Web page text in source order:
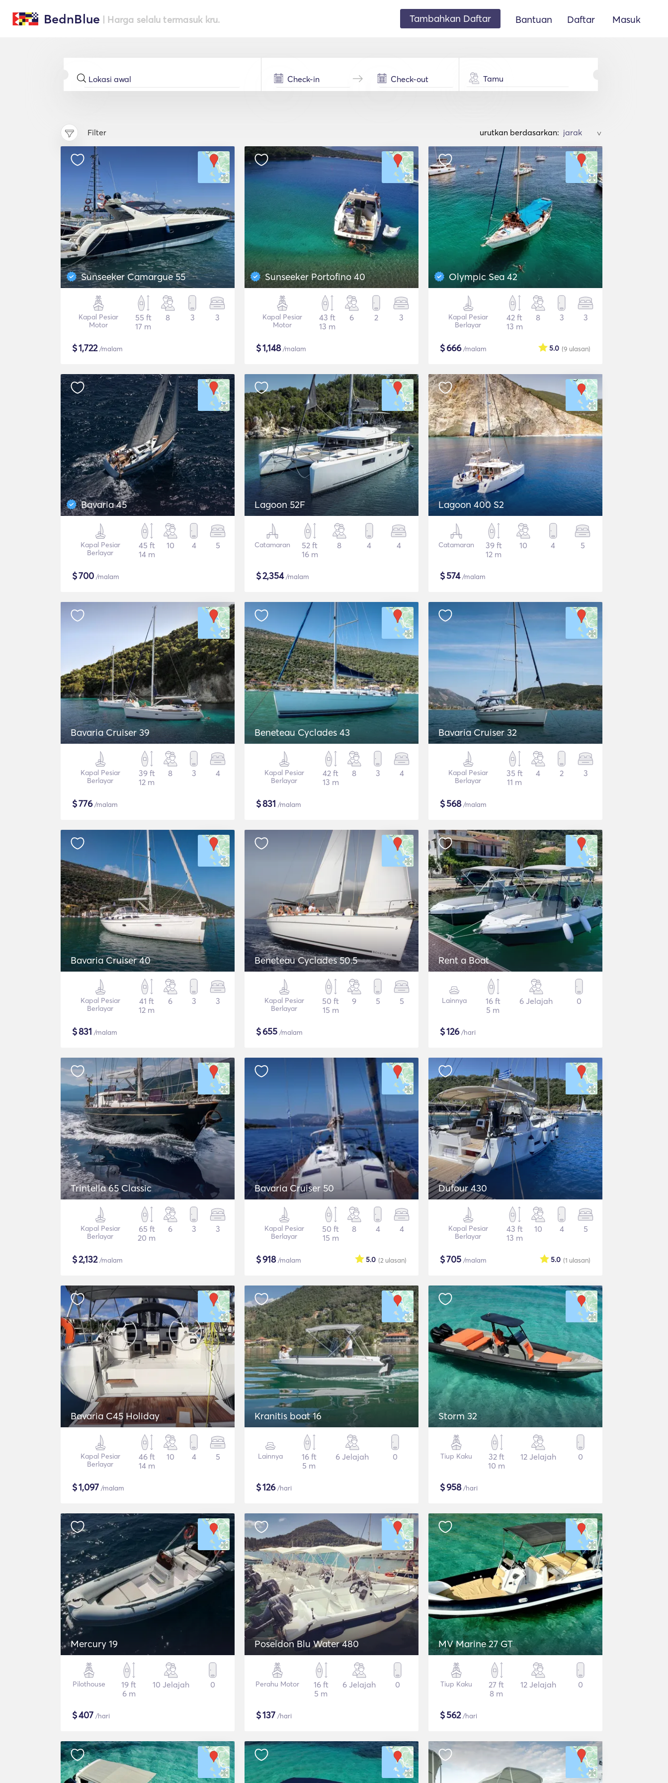
BednBlue | Harga selalu termasuk kru. Tambahkan Daftar Bantuan Daftar Masuk
Tamu
Filter urutkan berdasarkan: >
Sunseeker Camargue 55
Kapal Pesiar
Motor
55 ft
17 m
8 3 3
$1,722/malam
Sunseeker Portofino 40
Kapal Pesiar
Motor
43 ft
13 m
6 2 3
$1,148/malam
Olympic Sea 42
Kapal Pesiar
Berlayar
42 ft
13 m
8 3 3
$666/malam (9 ulasan)
5.0
Bavaria 45
Kapal Pesiar
Berlayar
45 ft
14 m
10 4 5
$700 /malam
Lagoon 52F
Catamaran
52 ft
16 m
8 4 4
$2,354/malam
Lagoon 400 S2
Catamaran
39 ft
12 m
10 4 5
$574/malam
Bavaria Cruiser 39
Kapal Pesiar
Berlayar
39 ft
12 m
8 3 4
$776/malam
Beneteau Cyclades 43
Kapal Pesiar
Berlayar
42 ft
13 m
8 3 4
$831 /malam
Bavaria Cruiser 32
Kapal Pesiar
Berlayar
35 ft
11 m
4 2 3
$568/malam
Bavaria Cruiser 40
Kapal Pesiar
Berlayar
41 ft
12 m
6 3 3
$831 /malam
Beneteau Cyclades 50.5
Kapal Pesiar
Berlayar
50 ft
15 m
9 5 5
$655 /malam
Rent a Boat
Lainnya
16 ft
5 m
6 Jelajah 0
$126/hari
Trintella 65 Classic
Kapal Pesiar
Berlayar
65 ft
20 m
6 3 3
$2,132/malam
Bavaria Cruiser 50
Kapal Pesiar
Berlayar
50 ft
15 m
8 4 4
$918/malam (2 ulasan)
5.0
Dufour 430
Kapal Pesiar
Berlayar
43 ft
13 m
10 4 5
$705 /malam (1 ulasan)
5.0
Bavaria C45 Holiday
Kapal Pesiar
Berlayar
46 ft
14 m
10 4 5
$1,097 /malam
Kranitis boat 16
Lainnya
16 ft
5 m
6 Jelajah 0
$126/hari
Storm 32
Tiup Kaku
32 ft
10 m
12 Jelajah 0
$958/hari
Mercury 19
Pilothouse
19 ft
6 m
10 Jelajah 0
$407 /hari
Poseidon Blu Water 480
Perahu Motor
16 ft
5 m
6 Jelajah 0
$137 /hari
MV Marine 27 GT
Tiup Kaku
27 ft
8 m
12 Jelajah 0
$562/hari